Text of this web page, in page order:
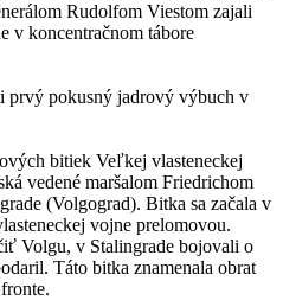
Rudolfom Viestom zajali
v koncentračnom tábore
prvý pokusný jadrový výbuch v
bitiek Veľkej vlasteneckej
vedené maršalom Friedrichom
(Volgograd). Bitka sa začala v
vojne prelomovou.
Volgu, v Stalingrade bojovali o
Táto bitka znamenala obrat